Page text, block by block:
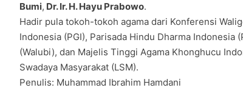
Bumi, Dr. Ir. H. Hayu Prabowo.
Hadir pula tokoh-tokoh agama dari Konferensi
Indonesia (PGI), Parisada Hindu Dharma Indonesia
(Walubi), dan Majelis Tinggi Agama Khonghucu
Swadaya Masyarakat (LSM).
Penulis: Muhammad Ibrahim Hamdani